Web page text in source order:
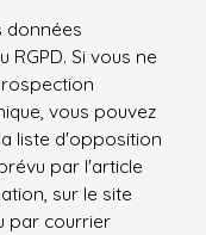
données
Si vous ne
vous pouvez
liste d'opposition
par l'article
sur le site
par courrier